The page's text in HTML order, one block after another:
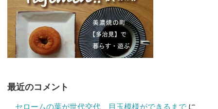
最近のコメント
セロームの葉が世代交代、目玉模様ができるまで に